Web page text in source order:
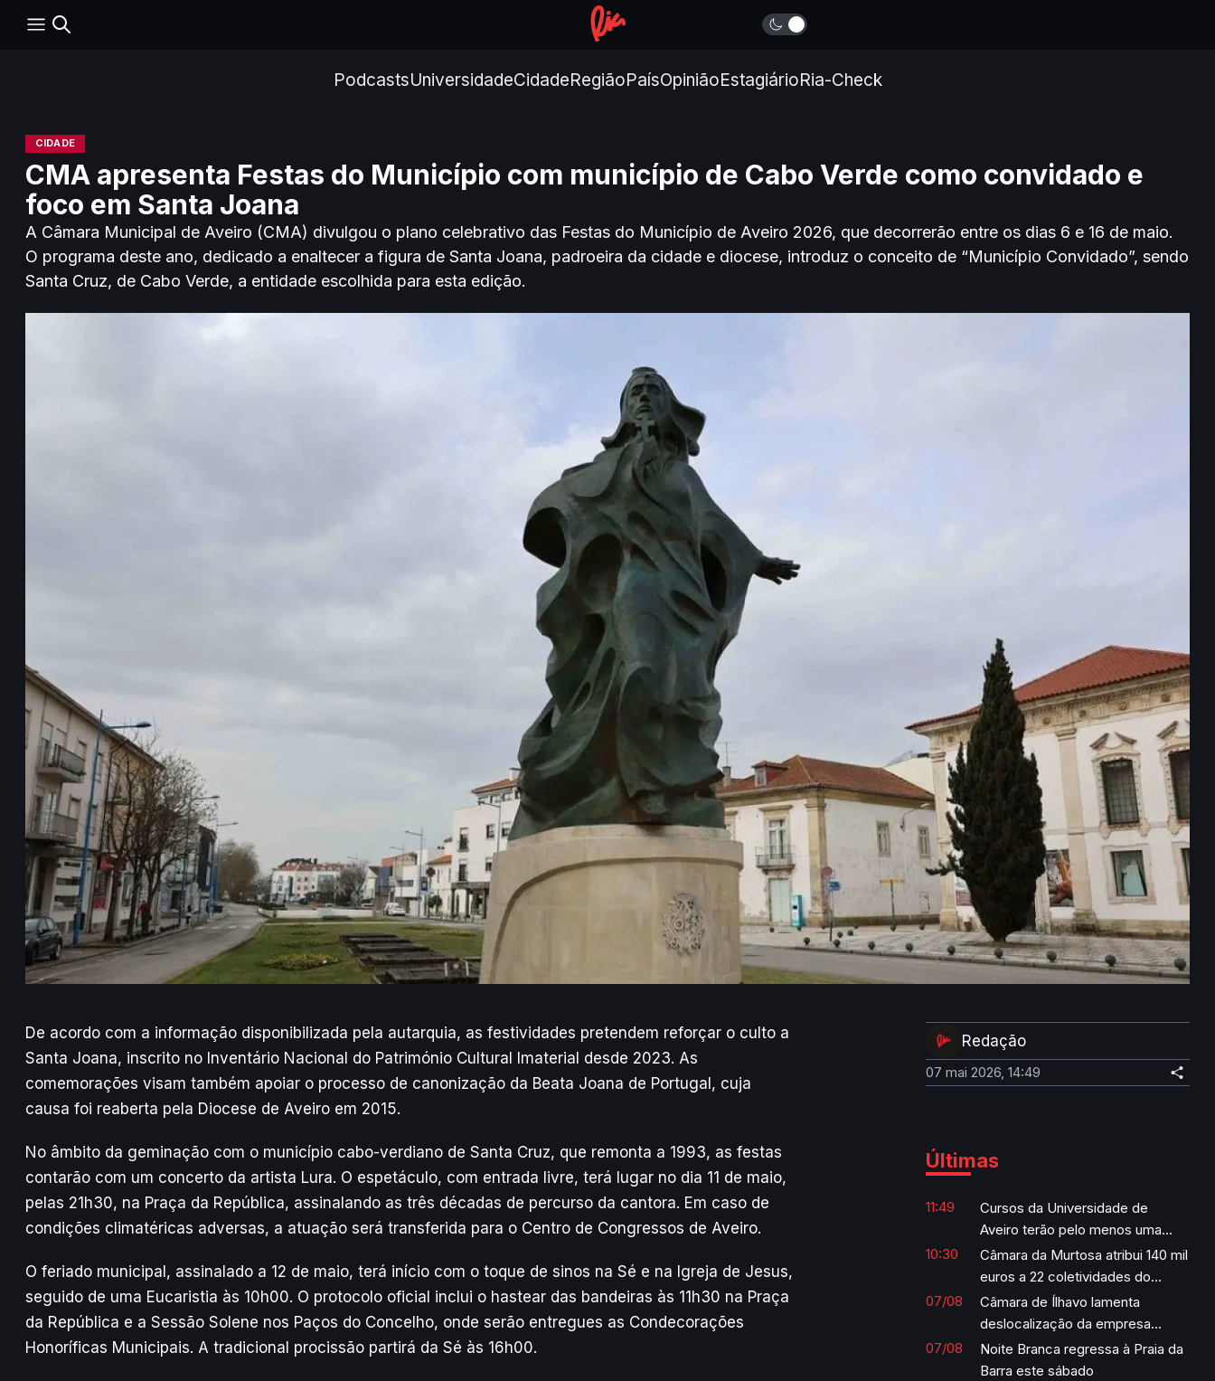
PodcastsUniversidadeCidadeRegiãoPaísOpiniãoEstagiárioRia-Check
CIDADE
CMA apresenta Festas do Município com município de Cabo Verde como convidado e
foco em Santa Joana
A Câmara Municipal de Aveiro (CMA) divulgou o plano celebrativo das Festas do Município de Aveiro 2026, que decorrerão entre os dias 6 e 16 de maio.
O programa deste ano, dedicado a enaltecer a figura de Santa Joana, padroeira da cidade e diocese, introduz o conceito de “Município Convidado”, sendo
Santa Cruz, de Cabo Verde, a entidade escolhida para esta edição.
Redação
07 mai 2026, 14:49
Últimas
11:49
Cursos da Universidade de
Aveiro terão pelo menos uma
cadeira com IA incorporada por
semestre
10:30
Câmara da Murtosa atribui 140 mil
euros a 22 coletividades do
concelho
07/08
Câmara de Ílhavo lamenta
deslocalização da empresa
Margres
07/08
Noite Branca regressa à Praia da
Barra este sábado
De acordo com a informação disponibilizada pela autarquia, as festividades pretendem reforçar o culto a
Santa Joana, inscrito no Inventário Nacional do Património Cultural Imaterial desde 2023. As
comemorações visam também apoiar o processo de canonização da Beata Joana de Portugal, cuja
causa foi reaberta pela Diocese de Aveiro em 2015.
No âmbito da geminação com o município cabo-verdiano de Santa Cruz, que remonta a 1993, as festas
contarão com um concerto da artista Lura. O espetáculo, com entrada livre, terá lugar no dia 11 de maio,
pelas 21h30, na Praça da República, assinalando as três décadas de percurso da cantora. Em caso de
condições climatéricas adversas, a atuação será transferida para o Centro de Congressos de Aveiro.
O feriado municipal, assinalado a 12 de maio, terá início com o toque de sinos na Sé e na Igreja de Jesus,
seguido de uma Eucaristia às 10h00. O protocolo oficial inclui o hastear das bandeiras às 11h30 na Praça
da República e a Sessão Solene nos Paços do Concelho, onde serão entregues as Condecorações
Honoríficas Municipais. A tradicional procissão partirá da Sé às 16h00.